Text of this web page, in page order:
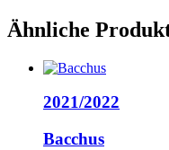
Ähnliche
2021/2022
Bacchus